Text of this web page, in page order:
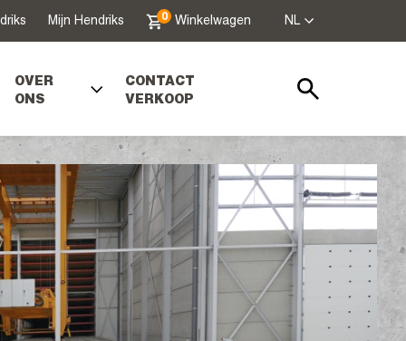
OVER
ONS
CONTACT
VERKOOP
Mijn Hendriks 0 Winkelwagen NL